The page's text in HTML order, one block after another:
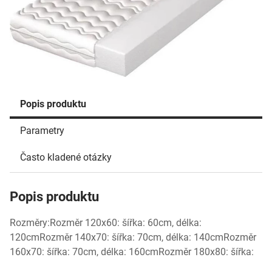
Popis produktu
Parametry
Často kladené otázky
Popis produktu
Rozměry:Rozměr 120x60: šířka: 60cm, délka:
120cmRozměr 140x70: šířka: 70cm, délka: 140cmRozměr
160x70: šířka: 70cm, délka: 160cmRozměr 180x80: šířka: